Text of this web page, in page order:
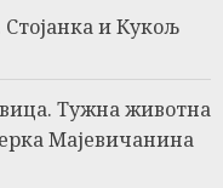
и Кукољ
Тужна животна
Мајевичанина